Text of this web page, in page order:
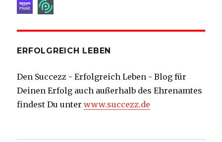
ERFOLGREICH LEBEN
Den Succezz - Erfolgreich Leben - Blog für
Deinen Erfolg auch außerhalb des Ehrenamtes
findest Du unterwww.succezz.de